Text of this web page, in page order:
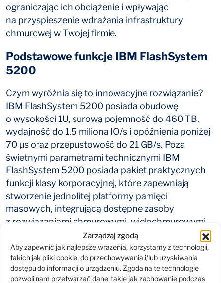
Zarządzaj zgodą
Aby zapewnić jak najlepsze wrażenia, korzystamy z technologii,
takich jak pliki cookie, do przechowywania i/lub uzyskiwania
dostępu do informacji o urządzeniu. Zgoda na te technologie
pozwoli nam przetwarzać dane, takie jak zachowanie podczas
ograniczając ich obciążenie i wpływając
na przyspieszenie wdrażania infrastruktury
chmurowej w Twojej firmie.
Podstawowe funkcje IBM FlashSystem
5200
Czym wyróżnia się to innowacyjne rozwiązanie?
IBM FlashSystem 5200 posiada obudowę
o wysokości 1U, surową pojemność do 460 TB,
wydajność do 1,5 miliona IO/s i opóźnienia poniżej
70 µs oraz przepustowość do 21 GB/s. Poza
świetnymi parametrami technicznymi IBM
FlashSystem 5200 posiada pakiet praktycznych
funkcji klasy korporacyjnej, które zapewniają
stworzenie jednolitej platformy pamięci
masowych, integrującą dostępne zasoby
z rozwiązaniami chmurowymi, wielochmurowymi
i hybrydowymi. Decydując się na rozwiązanie IBM
uzyskasz wsparcie dla rozwiązań kontenerowych
(CSI), co przełoży się na możliwość uruchomienia
nowoczesnych aplikacji w Twojej firmie.